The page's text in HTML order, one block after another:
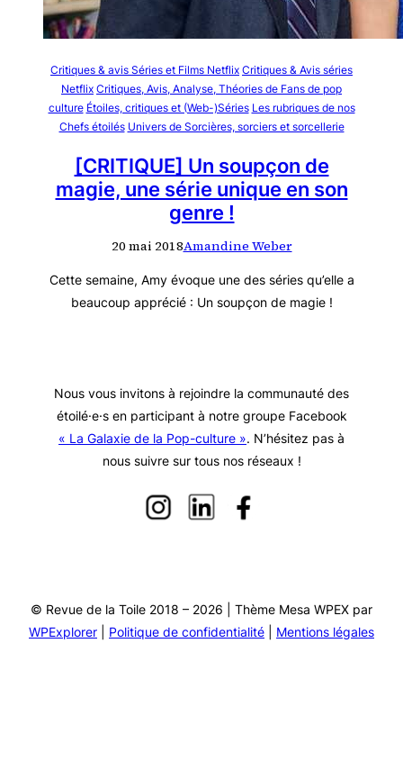
Critiques & avis Séries et Films Netflix Critiques & Avis séries
Netflix Critiques, Avis, Analyse, Théories de Fans de pop
culture Étoiles, critiques et (Web-)Séries Les rubriques de nos
Chefs étoilés Univers de Sorcières, sorciers et sorcellerie
[CRITIQUE] Un soupçon de
magie, une série unique en son
genre !
20 mai 2018Amandine Weber
Cette semaine, Amy évoque une des séries qu’elle a
beaucoup apprécié : Un soupçon de magie !
Nous vous invitons à rejoindre la communauté des
étoilé·e·s en participant à notre groupe Facebook
« La Galaxie de la Pop-culture ». N’hésitez pas à
nous suivre sur tous nos réseaux !
© Revue de la Toile 2018 – 2026 | Thème Mesa WPEX par
WPExplorer
Politique de confidentialité Mentions légales